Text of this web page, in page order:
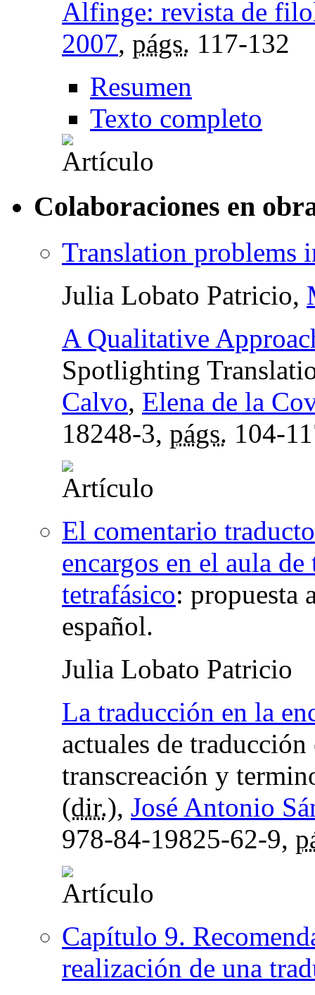
Alfinge: revista de
2007, págs. 117-132
Resumen
Texto completo
Colaboraciones en
Translation problems
Julia Lobato Patricio,
A Qualitative
Spotlighting
Calvo, Elena de la
18248-3, págs. 104-
El comentario
encargos en el aula
tetrafásico: propuesta
español.
Julia Lobato Patricio
La traducción en la
actuales de
transcreación y
(dir.), José Antonio
978-84-19825-62-9,
Capítulo 9.
realización de una